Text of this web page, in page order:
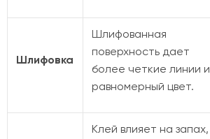
Шлифовка
Шлифованная
поверхность дает
более четкие линии и
равномерный цвет.
Клей влияет на запах,